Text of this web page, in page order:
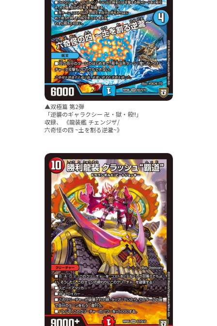
▲双極篇 第2弾
「逆襲のギャラクシー 卍・獄・殺!!」
収録、 《龍装艦 チェンジザ/
六奇怪の四 ~土を割る逆瀧~》